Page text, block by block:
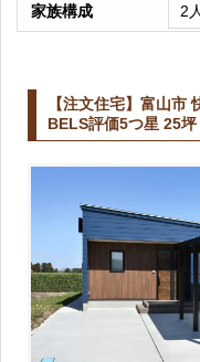
家族構成
2人
【注文住宅】富山市
BELS評価5つ星 25坪